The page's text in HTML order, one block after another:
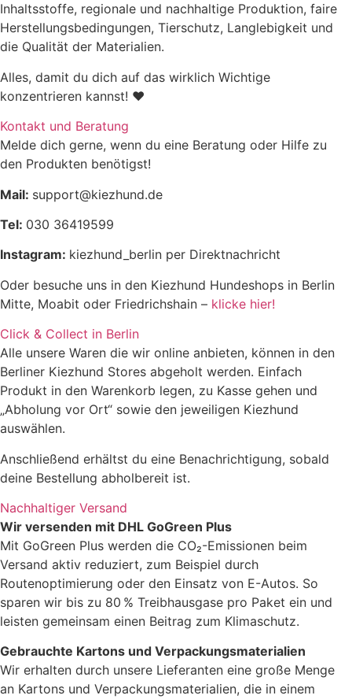
Rohfett
Rohasche
Rohfaser 1,72 %
Feuchtigkeit 77,25 %
20 – 30 kg 845 – 1 145 g
30 – 40 kg
Inhaltsstoffe, regionale und nachhaltige Produktion, faire
Herstellungsbedingungen, Tierschutz, Langlebigkeit und
die Qualität der Materialien.
Alles, damit du dich auf das wirklich Wichtige
konzentrieren kannst! ♥
Kontakt und Beratung
Melde dich gerne, wenn du eine Beratung oder Hilfe zu
den Produkten benötigst!
Mail: support@kiezhund.de
Tel: 030 36419599
Instagram: kiezhund_berlin per Direktnachricht
Oder besuche uns in den Kiezhund Hundeshops in Berlin
Mitte, Moabit oder Friedrichshain – klicke hier!
Click & Collect in Berlin
Alle unsere Waren die wir online anbieten, können in den
Berliner Kiezhund Stores abgeholt werden. Einfach
Produkt in den Warenkorb legen, zu Kasse gehen und
„Abholung vor Ort“ sowie den jeweiligen Kiezhund
auswählen.
Anschließend erhältst du eine Benachrichtigung, sobald
deine Bestellung abholbereit ist.
Nachhaltiger Versand
Wir versenden mit DHL GoGreen Plus
Mit GoGreen Plus werden die CO₂-Emissionen beim
Versand aktiv reduziert, zum Beispiel durch
Routenoptimierung oder den Einsatz von E-Autos. So
sparen wir bis zu 80 % Treibhausgase pro Paket ein und
leisten gemeinsam einen Beitrag zum Klimaschutz.
Gebrauchte Kartons und Verpackungsmaterialien
Wir erhalten durch unsere Lieferanten eine große Menge
an Kartons und Verpackungsmaterialien, die in einem